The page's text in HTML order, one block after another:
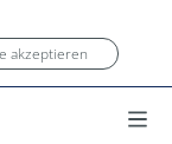
akzeptieren